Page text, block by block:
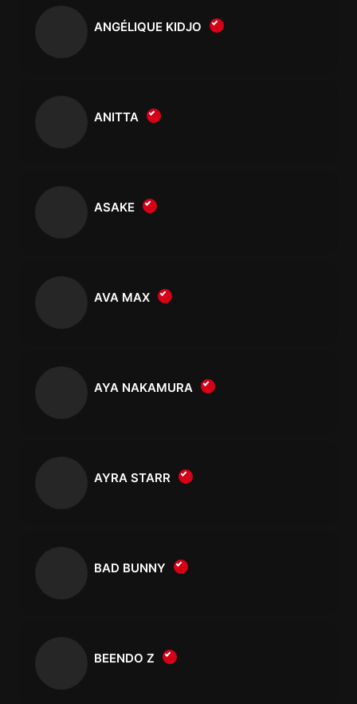
ANGÉLIQUE KIDJO
ANITTA
ASAKE
AVA MAX
AYA NAKAMURA
AYRA STARR
BAD BUNNY
BEENDO Z